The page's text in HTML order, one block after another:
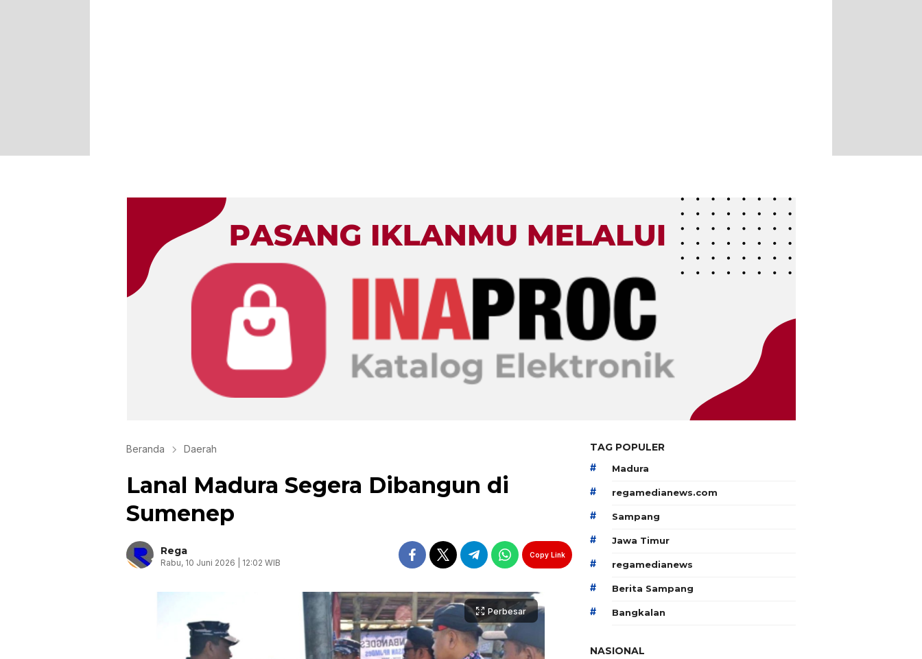
Beranda Daerah
Lanal Madura Segera Dibangun di
Sumenep
Rega
Rabu, 10 Juni 2026 | 12:02 WIB
Copy Link
Perbesar
TAG POPULER
# Madura
# regamedianews.com
# Sampang
# Jawa Timur
# regamedianews
# Berita Sampang
# Bangkalan
NASIONAL